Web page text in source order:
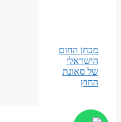
מבחן החום
הישראלי
של סאונת
החוץ